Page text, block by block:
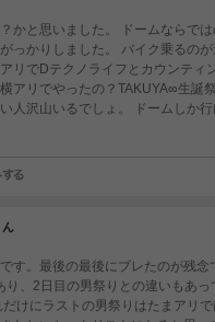
かと思いました。 ドームならで
っかりしました。 バイク乗るの
リでDテクノライフとカウンテ
アリでやったの？TAKUYA∞生誕
人沢山いるでしょ。 ドームしか
ん
す。最後の最後にブレたのが残
り、2日目の男祭りとの違いもあ
けにラストの男祭りはたまアリ